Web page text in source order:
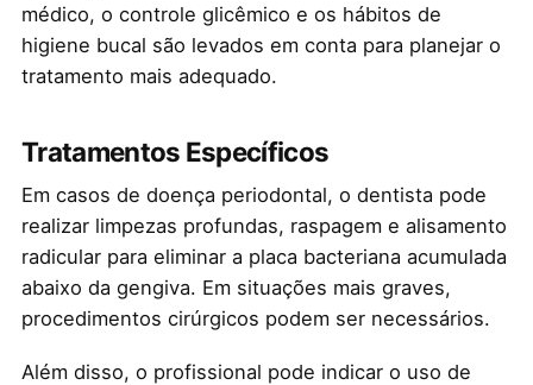
médico, o controle glicêmico e os hábitos de
higiene bucal são levados em conta para planejar o
tratamento mais adequado.
Tratamentos Específicos
Em casos de doença periodontal, o dentista pode
realizar limpezas profundas, raspagem e alisamento
radicular para eliminar a placa bacteriana acumulada
abaixo da gengiva. Em situações mais graves,
procedimentos cirúrgicos podem ser necessários.
Além disso, o profissional pode indicar o uso de